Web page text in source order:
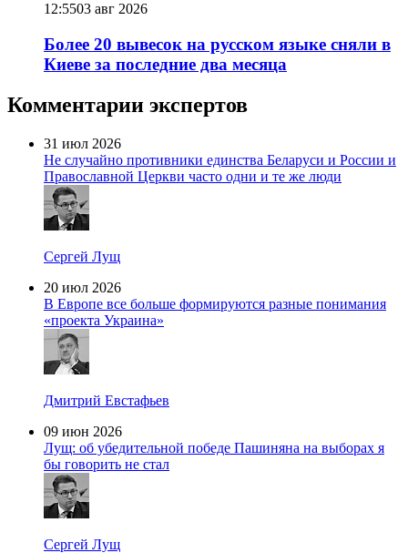
12:5503 авг 2026
Более 20 вывесок на русском языке сняли в
Киеве за последние два месяца
Комментарии экспертов
31 июл 2026
Не случайно противники единства Беларуси и России и
Православной Церкви часто одни и те же люди
Сергей Лущ
20 июл 2026
В Европе все больше формируются разные понимания
«проекта Украина»
Дмитрий Евстафьев
09 июн 2026
Лущ: об убедительной победе Пашиняна на выборах я
бы говорить не стал
Сергей Лущ